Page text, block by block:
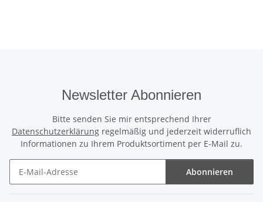
Newsletter Abonnieren
Bitte senden Sie mir entsprechend Ihrer
Datenschutzerklärung regelmäßig und jederzeit widerruflich
Informationen zu Ihrem Produktsortiment per E-Mail zu.
Abonnieren